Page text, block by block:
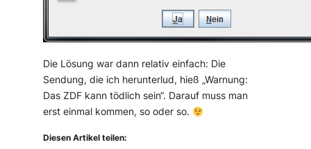
Die Lösung war dann relativ einfach: Die
Sendung, die ich herunterlud, hieß „Warnung:
Das ZDF kann tödlich sein“. Darauf muss man
erst einmal kommen, so oder so.
Diesen Artikel teilen: